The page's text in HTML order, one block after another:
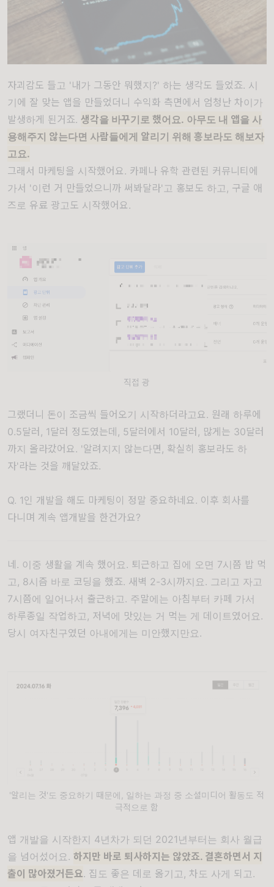
자괴감도 들고 '내가 그동안 뭐했지?' 하는 생각도 들었죠. 시
기에 잘 맞는 앱을 만들었더니 수익화 측면에서 엄청난 차이가
발생하게 된거죠. 생각을 바꾸기로 했어요. 아무도 내 앱을 사
용해주지 않는다면 사람들에게 알리기 위해 홍보라도 해보자
고요.
그래서 마케팅을 시작했어요. 카페나 유학 관련된 커뮤니티에
가서 '이런 거 만들었으니까 써봐달라'고 홍보도 하고, 구글 애
즈로 유료 광고도 시작했어요.
직접 광
그랬더니 돈이 조금씩 들어오기 시작하더라고요. 원래 하루에
0.5달러, 1달러 정도였는데, 5달러에서 10달러, 많게는 30달러
까지 올라갔어요. '알려지지 않는다면, 확실히 홍보라도 하
자'라는 것을 깨달았죠.
Q. 1인 개발을 해도 마케팅이 정말 중요하네요. 이후 회사를
다니며 계속 앱개발을 한건가요?
네. 이중 생활을 계속 했어요. 퇴근하고 집에 오면 7시쯤 밥 먹
고, 8시즘 바로 코딩을 했죠. 새벽 2-3시까지요. 그리고 자고
7시쯤에 일어나서 출근하고. 주말에는 아침부터 카페 가서
하루종일 작업하고, 저녁에 맛있는 거 먹는 게 데이트였어요.
당시 여자친구였던 아내에게는 미안했지만요.
'알리는 것'도 중요하기 때문에, 일하는 과정 중 소셜미디어 활동도 적
극적으로 함
앱 개발을 시작한지 4년차가 되던 2021년부터는 회사 월급
을 넘어섰어요. 하지만 바로 퇴사하지는 않았죠. 결혼하면서 지
출이 많아졌거든요. 집도 좋은 데로 옮기고, 차도 사게 되고.